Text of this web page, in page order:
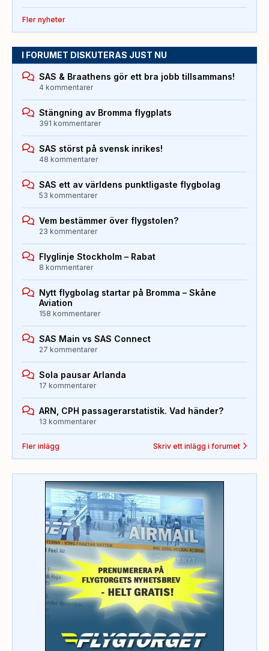
Fler nyheter
I FORUMET DISKUTERAS JUST NU
SAS & Braathens gör ett bra jobb tillsammans!
4 kommentarer
Stängning av Bromma flygplats
391 kommentarer
SAS störst på svensk inrikes!
48 kommentarer
SAS ett av världens punktligaste flygbolag
53 kommentarer
Vem bestämmer över flygstolen?
23 kommentarer
Flyglinje Stockholm – Rabat
8 kommentarer
Nytt flygbolag startar på Bromma – Skåne
Aviation
158 kommentarer
SAS Main vs SAS Connect
27 kommentarer
Sola pausar Arlanda
17 kommentarer
ARN, CPH passagerarstatistik. Vad händer?
13 kommentarer
Fler inlägg Skriv ett inlägg i forumet